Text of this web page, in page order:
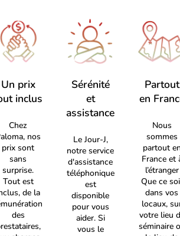
Un prix
inclus
Chez
nos
prix sont
sans
surprise.
Tout est
de la
des
Sérénité
et
assistance
Le Jour-J,
notre service
d'assistance
téléphonique
est
disponible
pour vous
aider. Si
vous le
Partout
en
Nous
sommes
partout
France et
l’étranger
Que ce
dans vos
locaux,
votre lieu
séminaire